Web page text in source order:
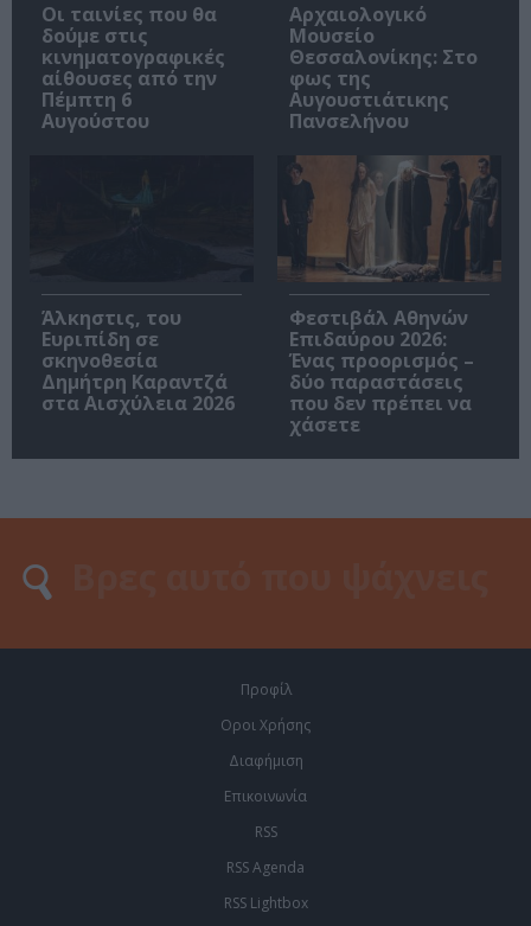
Οι ταινίες που θα
δούμε στις
κινηματογραφικές
αίθουσες από την
Πέμπτη 6
Αυγούστου
Αρχαιολογικό
Μουσείο
Θεσσαλονίκης: Στο
φως της
Αυγουστιάτικης
Πανσελήνου
Άλκηστις, του
Ευριπίδη σε
σκηνοθεσία
Δημήτρη Καραντζά
στα Αισχύλεια 2026
Φεστιβάλ Αθηνών
Επιδαύρου 2026:
Ένας προορισμός –
δύο παραστάσεις
που δεν πρέπει να
χάσετε
Προφίλ
Οροι Χρήσης
Διαφήμιση
Επικοινωνία
RSS
RSS Agenda
RSS Lightbox